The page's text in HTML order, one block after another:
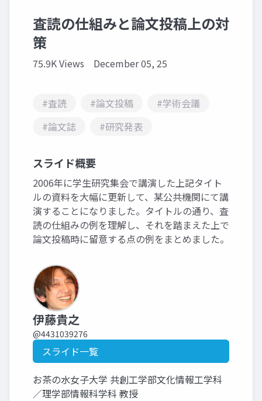
査読の仕組みと論文投稿上の対
策
75.9K Views December 05, 25
#査読 #論文投稿
#学術会議
#論文誌
#研究発表
スライド概要
2006年に学生研究集会で講演した上記タイト
ルの資料を大幅に更新して、某公共機関にて講
演することになりました。タイトルの通り、査
読の仕組みの例を理解し、それを踏まえた上で
論文投稿時に留意する点の例をまとめました。
伊藤貴之
@4431039276
スライド一覧
お茶の水女子大学 共創工学部文化情報工学科
／理学部情報科学科 教授